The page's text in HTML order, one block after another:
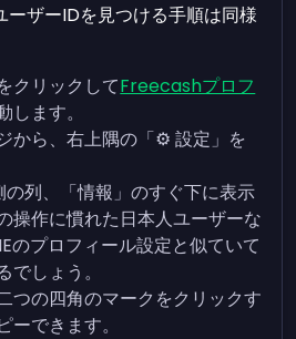
ーザーIDを見つける手順は同様
クリックしてFreecashプロフ
します。
から、右上隅の「⚙️ 設定」を
列、「情報」のすぐ下に表示
操作に慣れた日本人ユーザーな
のプロフィール設定と似ていて
しょう。
つの四角のマークをクリックす
ーできます。